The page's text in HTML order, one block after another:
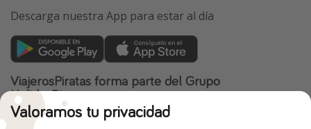
Descarga nuestra App para estar al día
ViajerosPiratas forma parte del Grupo
HolidayPirates
Nuestros mercados
Valoramos tu privacidad